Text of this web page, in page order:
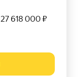
618 000 ₽